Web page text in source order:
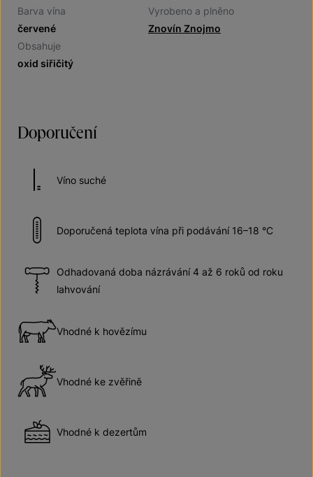
Barva vína
červené
Vyrobeno a plněno
Znovín Znojmo
Obsahuje
oxid siřičitý
Doporučení
Víno suché
Doporučená teplota vína při podávání 16–18 °C
Odhadovaná doba názrávání 4 až 6 roků od roku
lahvování
Vhodné k hovězímu
Vhodné ke zvěřině
Vhodné k dezertům